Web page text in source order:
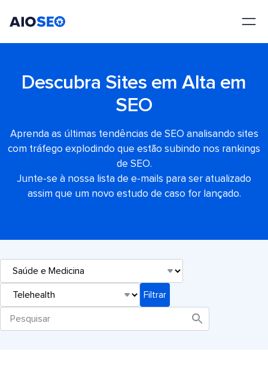
Descubra Sites em Alta em
SEO
Aprenda as últimas tendências de SEO analisando sites
com tráfego explodindo que estão subindo nos rankings
de SEO.
Junte-se à nossa lista de e-mails para ser atualizado
assim que um novo estudo de caso for lançado.